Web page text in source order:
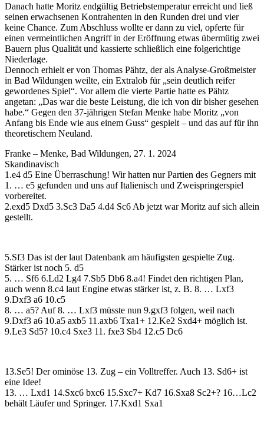
Danach hatte Moritz endgültig Betriebstemperatur erreicht und ließ
seinen erwachsenen Kontrahenten in den Runden drei und vier
keine Chance. Zum Abschluss wollte er dann zu viel, opferte für
einen vermeintlichen Angriff in der Eröffnung etwas übermütig zwei
Bauern plus Qualität und kassierte schließlich eine folgerichtige
Niederlage.
Dennoch erhielt er von Thomas Pähtz, der als Analyse-Großmeister
in Bad Wildungen weilte, ein Extralob für „sein deutlich reifer
gewordenes Spiel“. Vor allem die vierte Partie hatte es Pähtz
angetan: „Das war die beste Leistung, die ich von dir bisher gesehen
habe.“ Gegen den 37-jährigen Stefan Menke habe Moritz „von
Anfang bis Ende wie aus einem Guss“ gespielt – und das auf für ihn
theoretischem Neuland.
Franke – Menke, Bad Wildungen, 27. 1. 2024
Skandinavisch
1.e4 d5 Eine Überraschung! Wir hatten nur Partien des Gegners mit
1. … e5 gefunden und uns auf Italienisch und Zweispringerspiel
vorbereitet.
2.exd5 Dxd5 3.Sc3 Da5 4.d4 Sc6 Ab jetzt war Moritz auf sich allein
gestellt.
5.Sf3 Das ist der laut Datenbank am häufigsten gespielte Zug.
Stärker ist noch 5. d5
5. … Sf6 6.Ld2 Lg4 7.Sb5 Db6 8.a4! Findet den richtigen Plan,
auch wenn 8.c4 laut Engine etwas stärker ist, z. B. 8. … Lxf3
9.Dxf3 a6 10.c5
8. … a5? Auf 8. … Lxf3 müsste nun 9.gxf3 folgen, weil nach
9.Dxf3 a6 10.a5 axb5 11.axb6 Txa1+ 12.Ke2 Sxd4+ möglich ist.
9.Le3 Sd5? 10.c4 Sxe3 11. fxe3 Sb4 12.c5 Dc6
13.Se5! Der ominöse 13. Zug – ein Volltreffer. Auch 13. Sd6+ ist
eine Idee!
13. … Lxd1 14.Sxc6 bxc6 15.Sxc7+ Kd7 16.Sxa8 Sc2+? 16…Lc2
behält Läufer und Springer. 17.Kxd1 Sxa1